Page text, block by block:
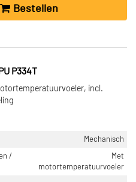
Bestellen
P334T
incl.
Mechanisch
/
Met
motortemperatuurvoeler